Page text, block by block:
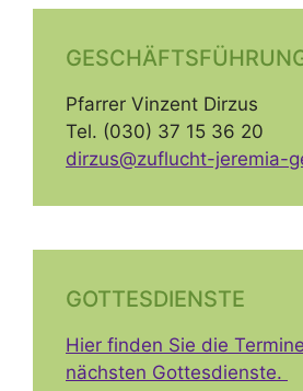
Pfarrer Vinzent Dirzus
Tel. (030) 37 15 36 20
dirzus@zuflucht-jeremia-
GOTTESDIENSTE
Hier finden Sie die
nächsten Gottesdienste.